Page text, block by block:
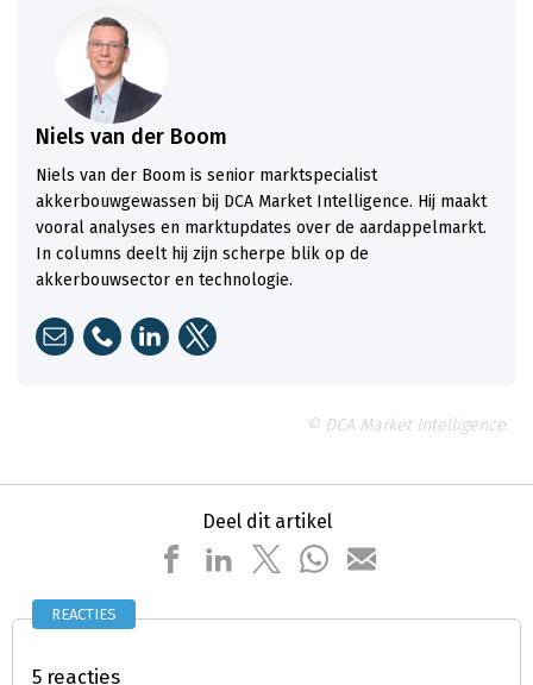
Niels van der Boom
Niels van der Boom is senior marktspecialist
akkerbouwgewassen bij DCA Market Intelligence. Hij maakt
vooral analyses en marktupdates over de aardappelmarkt.
In columns deelt hij zijn scherpe blik op de
akkerbouwsector en technologie.
© DCA Market Intelligence.
Deel dit artikel
REACTIES
5 reacties